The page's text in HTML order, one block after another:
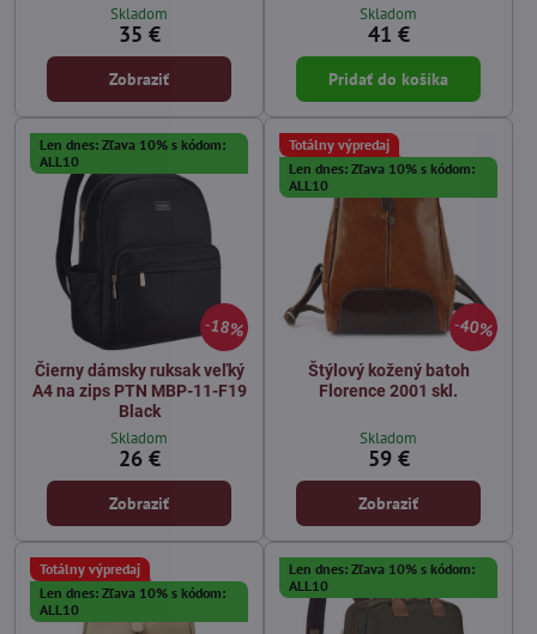
Skladom
35 €
Zobraziť
Skladom
41 €
Pridať do košíka
18%
Len dnes: Zľava 10% s kódom:
ALL10
Čierny dámsky ruksak veľký
A4 na zips PTN MBP-11-F19
Black
Skladom
26 €
Zobraziť
40%
Totálny výpredaj
Len dnes: Zľava 10% s kódom:
ALL10
Štýlový kožený batoh
Florence 2001 skl.
Skladom
59 €
Zobraziť
Totálny výpredaj
Len dnes: Zľava 10% s kódom:
ALL10
Len dnes: Zľava 10% s kódom:
ALL10